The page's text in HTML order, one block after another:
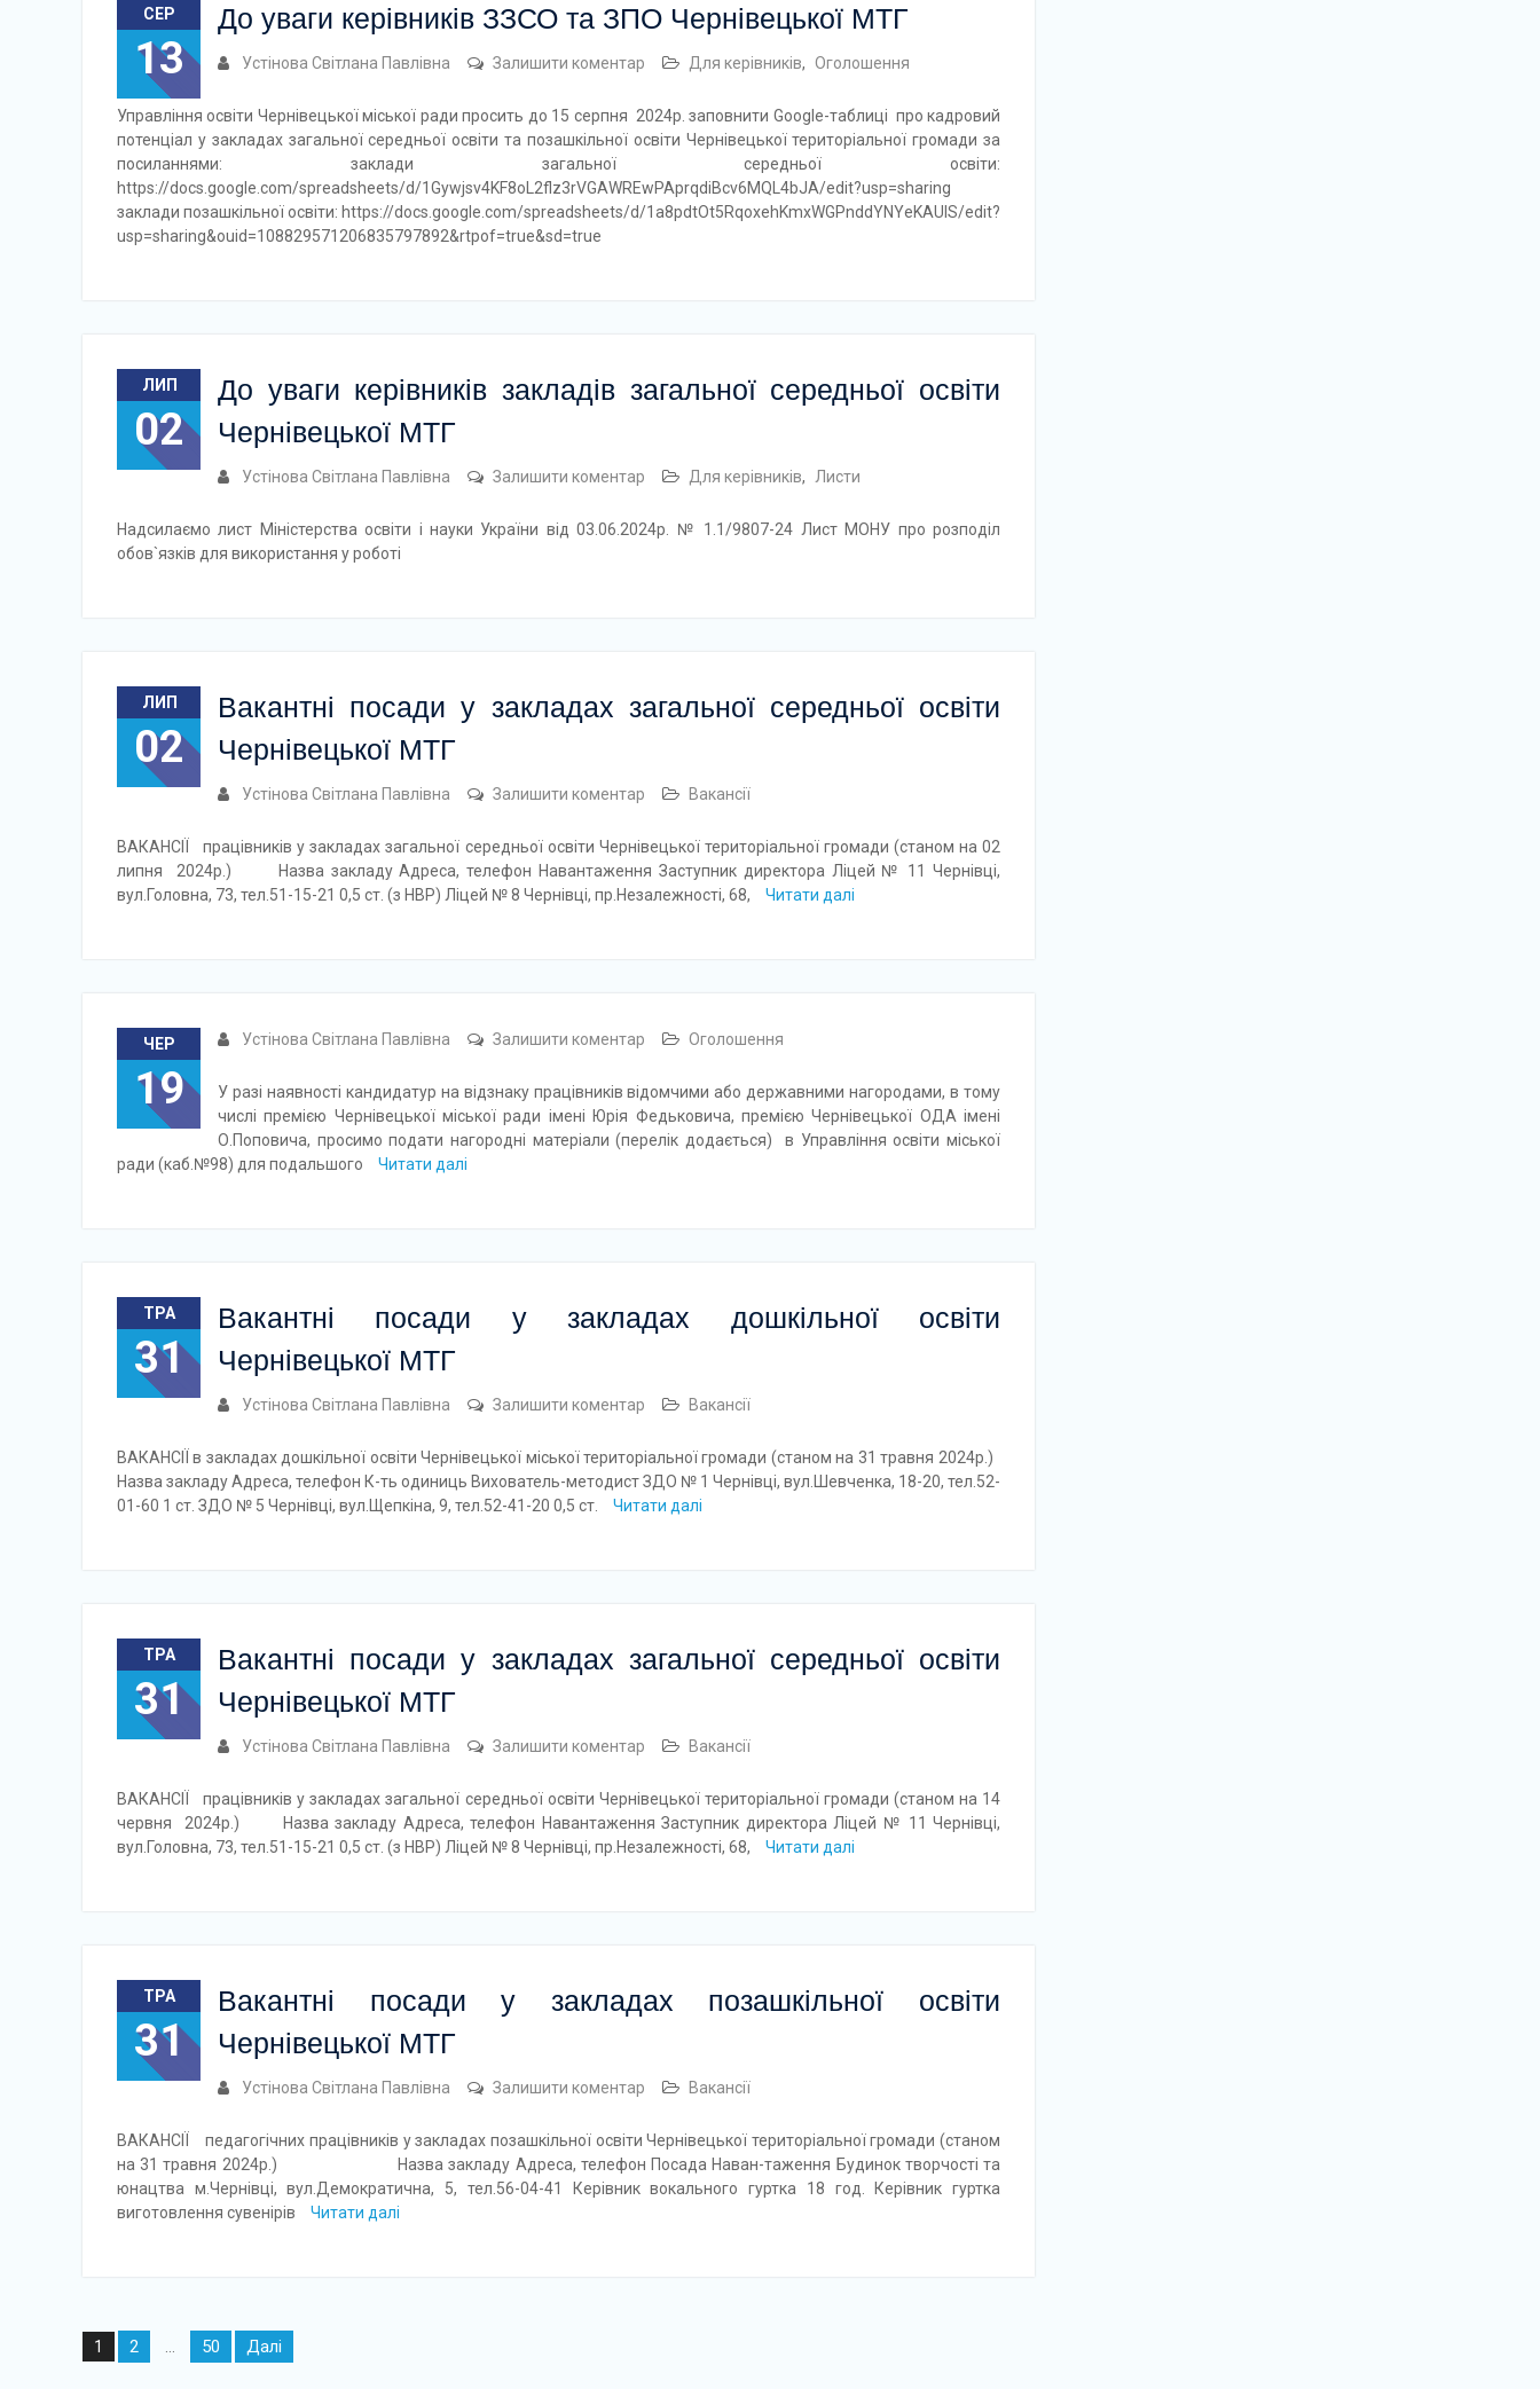
СЕР
13
До уваги керівників ЗЗСО та ЗПО Чернівецької МТГ
Устінова Світлана Павлівна Залишити коментар Для керівників, Оголошення
Управління освіти Чернівецької міської ради просить до 15 серпня 2024р. заповнити Google-таблиці про кадровий
потенціал у закладах загальної середньої освіти та позашкільної освіти Чернівецької територіальної громади за
посиланнями: заклади загальної середньої освіти:
https://docs.google.com/spreadsheets/d/1Gywjsv4KF8oL2flz3rVGAWREwPAprqdiBcv6MQL4bJA/edit?usp=sharing
заклади позашкільної освіти: https://docs.google.com/spreadsheets/d/1a8pdtOt5RqoxehKmxWGPnddYNYeKAUlS/edit?
usp=sharing&ouid=108829571206835797892&rtpof=true&sd=true
ЛИП
02
До уваги керівників закладів загальної середньої освіти
Чернівецької МТГ
Устінова Світлана Павлівна Залишити коментар Для керівників, Листи
Надсилаємо лист Міністерства освіти і науки України від 03.06.2024р. № 1.1/9807-24 Лист МОНУ про розподіл
обов`язків для використання у роботі
ЛИП
02
Вакантні посади у закладах загальної середньої освіти
Чернівецької МТГ
Устінова Світлана Павлівна Залишити коментар Вакансії
ВАКАНСІЇ працівників у закладах загальної середньої освіти Чернівецької територіальної громади (станом на 02
липня 2024р.) Назва закладу Адреса, телефон Навантаження Заступник директора Ліцей № 11 Чернівці,
вул.Головна, 73, тел.51-15-21 0,5 ст. (з НВР) Ліцей № 8 Чернівці, пр.Незалежності, 68,
Читати далі
ЧЕР
19
Устінова Світлана Павлівна Залишити коментар Оголошення
У разі наявності кандидатур на відзнаку працівників відомчими або державними нагородами, в тому
числі премією Чернівецької міської ради імені Юрія Федьковича, премією Чернівецької ОДА імені
О.Поповича, просимо подати нагородні матеріали (перелік додається) в Управління освіти міської
ради (каб.№98) для подальшого
Читати далі
ТРА
31
Вакантні посади у закладах дошкільної освіти
Чернівецької МТГ
Устінова Світлана Павлівна Залишити коментар Вакансії
ВАКАНСІЇ в закладах дошкільної освіти Чернівецької міської територіальної громади (станом на 31 травня 2024р.)
Назва закладу Адреса, телефон К-ть одиниць Вихователь-методист ЗДО № 1 Чернівці, вул.Шевченка, 18-20, тел.52-
01-60 1 ст. ЗДО № 5 Чернівці, вул.Щепкіна, 9, тел.52-41-20 0,5 ст.
Читати далі
ТРА
31
Вакантні посади у закладах загальної середньої освіти
Чернівецької МТГ
Устінова Світлана Павлівна Залишити коментар Вакансії
ВАКАНСІЇ працівників у закладах загальної середньої освіти Чернівецької територіальної громади (станом на 14
червня 2024р.) Назва закладу Адреса, телефон Навантаження Заступник директора Ліцей № 11 Чернівці,
вул.Головна, 73, тел.51-15-21 0,5 ст. (з НВР) Ліцей № 8 Чернівці, пр.Незалежності, 68,
Читати далі
ТРА
31
Вакантні посади у закладах позашкільної освіти
Чернівецької МТГ
Устінова Світлана Павлівна Залишити коментар Вакансії
ВАКАНСІЇ педагогічних працівників у закладах позашкільної освіти Чернівецької територіальної громади (станом
на 31 травня 2024р.) Назва закладу Адреса, телефон Посада Наван-таження Будинок творчості та
юнацтва м.Чернівці, вул.Демократична, 5, тел.56-04-41 Керівник вокального гуртка 18 год. Керівник гуртка
виготовлення сувенірів
Читати далі
Навігація
записів
1 2 50 Далі